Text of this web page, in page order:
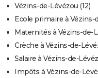
Vézins-de-Lévézou (12)
Ecole primaire à Vézins-
Maternités à Vézins-de-
Crèche à Vézins-de-
Salaire à Vézins-de-
Impôts à Vézins-de-